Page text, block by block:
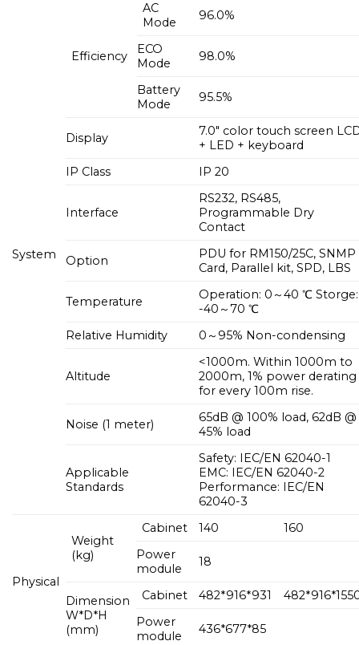
System
Efficiency
AC
Mode
96.0%
ECO
Mode
98.0%
Battery
Mode
95.5%
Display
7.0″ color touch screen
+ LED + keyboard
IP Class
IP 20
Interface
RS232, RS485,
Programmable Dry
Contact
Option
PDU for RM150/25C, SNMP
Card, Parallel kit, SPD, LBS
Temperature
Operation: 0～40 ℃ Storge:
-40～70 ℃
Relative Humidity
0～95% Non-condensing
Altitude
<1000m. Within 1000m to
2000m, 1% power derating
for every 100m rise.
Noise (1 meter)
65dB @ 100% load, 62dB @
45% load
Applicable
Standards
Safety: IEC/EN 62040-1
EMC: IEC/EN 62040-2
Performance: IEC/EN
62040-3
Physical
Weight
(kg)
Cabinet 140
160
Power
module
18
Dimension
W*D*H
(mm)
Cabinet 482*916*931
Power
module
436*677*85